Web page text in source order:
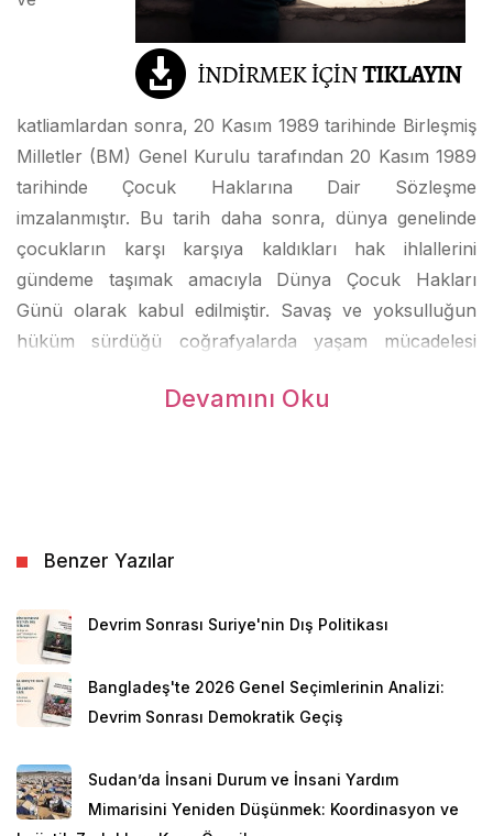
katliamlardan sonra, 20 Kasım 1989 tarihinde Birleşmiş
Milletler (BM) Genel Kurulu tarafından 20 Kasım 1989
tarihinde Çocuk Haklarına Dair Sözleşme
imzalanmıştır. Bu tarih daha sonra, dünya genelinde
çocukların karşı karşıya kaldıkları hak ihlallerini
gündeme taşımak amacıyla Dünya Çocuk Hakları
Günü olarak kabul edilmiştir. Savaş ve yoksulluğun
hüküm sürdüğü coğrafyalarda yaşam mücadelesi
çocuk istismarını önlemek, çocukların işçi olarak
ve en kısa zamanda yürürlüğe giren uluslararası belge
Cinsiyet, din, dil, ırk ve sosyal statüye bakılmaksızın
çocukların güvenli ve sağlıklı koşullarda barınması
ilkeleri üzerine kurulan sözleşme, uluslararası
platformda mutabakata varılmış, değiştirilmesi mümkün
olmayan standartları ve yükümlülükleri içermektedir.
Onaylayan devletlerin kendi iç hukuklarında
gerçekleştirecekleri düzenleme ve değişimleri kontrol
Devamını Oku
Benzer Yazılar
Devrim Sonrası Suriye'nin Dış Politikası
Bangladeş'te 2026 Genel Seçimlerinin Analizi:
Devrim Sonrası Demokratik Geçiş
Sudan’da İnsani Durum ve İnsani Yardım
Mimarisini Yeniden Düşünmek: Koordinasyon ve